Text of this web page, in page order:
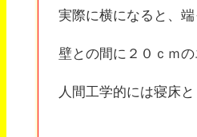
実際に横になると、
壁との間に２０ｃｍ
人間工学的には寝床